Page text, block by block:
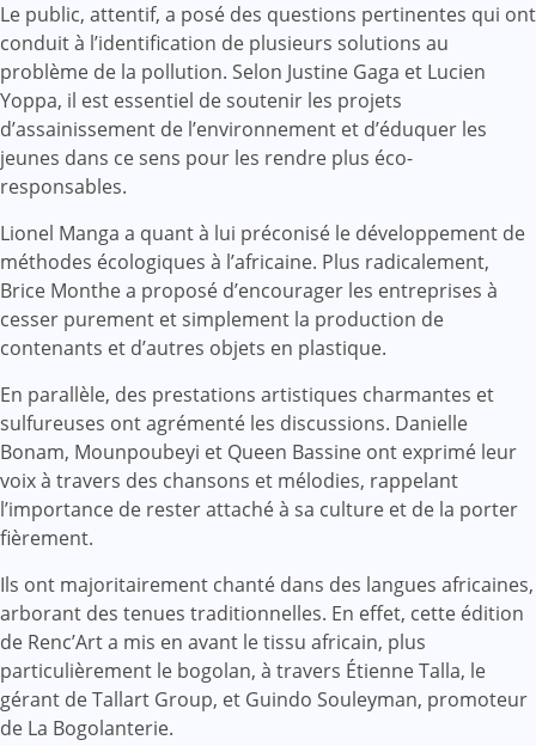
Le public, attentif, a posé des questions pertinentes qui ont
conduit à l’identification de plusieurs solutions au
problème de la pollution. Selon Justine Gaga et Lucien
Yoppa, il est essentiel de soutenir les projets
d’assainissement de l’environnement et d’éduquer les
jeunes dans ce sens pour les rendre plus éco-
responsables.
Lionel Manga a quant à lui préconisé le développement de
méthodes écologiques à l’africaine. Plus radicalement,
Brice Monthe a proposé d’encourager les entreprises à
cesser purement et simplement la production de
contenants et d’autres objets en plastique.
En parallèle, des prestations artistiques charmantes et
sulfureuses ont agrémenté les discussions. Danielle
Bonam, Mounpoubeyi et Queen Bassine ont exprimé leur
voix à travers des chansons et mélodies, rappelant
l’importance de rester attaché à sa culture et de la porter
fièrement.
Ils ont majoritairement chanté dans des langues africaines,
arborant des tenues traditionnelles. En effet, cette édition
de Renc’Art a mis en avant le tissu africain, plus
particulièrement le bogolan, à travers Étienne Talla, le
gérant de Tallart Group, et Guindo Souleyman, promoteur
de La Bogolanterie.